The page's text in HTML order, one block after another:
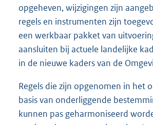
opgeheven, wijzigingen zijn
regels en instrumenten zijn
een werkbaar pakket van
aansluiten bij actuele landelijke
in de nieuwe kaders van de
Regels die zijn opgenomen in het
basis van onderliggende
kunnen pas geharmoniseerd